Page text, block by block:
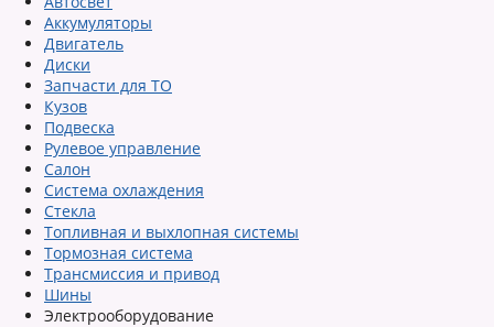
Аккумуляторы
Двигатель
Диски
Запчасти для ТО
Кузов
Подвеска
Рулевое управление
Салон
Система охлаждения
Стекла
Топливная и выхлопная системы
Тормозная система
Трансмиссия и привод
Шины
Электрооборудование